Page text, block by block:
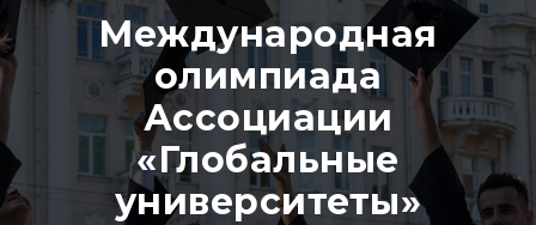
Международная
олимпиада
Ассоциации
«Глобальные
университеты»